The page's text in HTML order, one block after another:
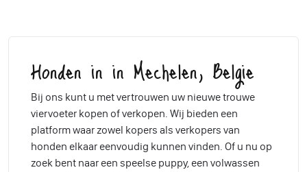
Honden in in Mechelen, Belgie
Bij ons kunt u met vertrouwen uw nieuwe trouwe
viervoeter kopen of verkopen. Wij bieden een
platform waar zowel kopers als verkopers van
honden elkaar eenvoudig kunnen vinden. Of u nu op
zoek bent naar een speelse puppy, een volwassen